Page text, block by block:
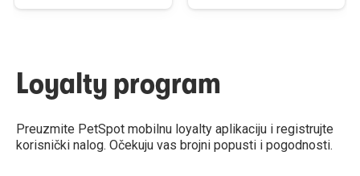
Loyalty program
Preuzmite PetSpot mobilnu loyalty aplikaciju i registrujte
korisnički nalog. Očekuju vas brojni popusti i pogodnosti.